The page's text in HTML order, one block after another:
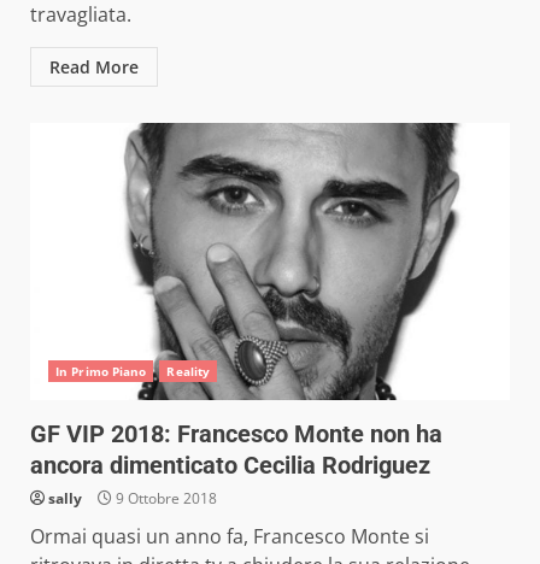
travagliata.
Read More
In Primo Piano Reality
GF VIP 2018: Francesco Monte non ha
ancora dimenticato Cecilia Rodriguez
sally 9 Ottobre 2018
Ormai quasi un anno fa, Francesco Monte si